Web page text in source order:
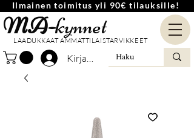
Ilmainen toimitus yli 90€ tilauksille!
MA-kynnet
LAADUKKAAT AMMATTILAISTARVIKKEET
Kirjaudu